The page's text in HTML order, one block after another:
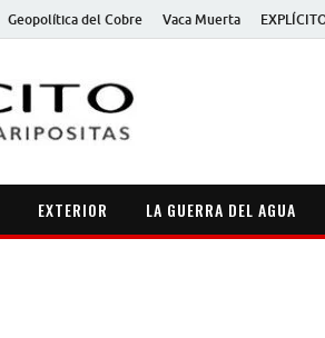
Geopolítica del Cobre Vaca Muerta
EXTERIOR LA GUERRA DEL AGUA